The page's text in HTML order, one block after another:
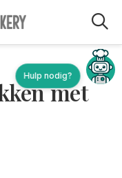
met
Hulp nodig?